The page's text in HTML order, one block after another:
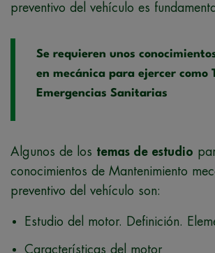
preventivo del vehículo es
Se requieren unos
en mecánica para ejercer como
Emergencias Sanitarias
Algunos de los temas de estudio
conocimientos de Mantenimiento
preventivo del vehículo son:
Estudio del motor. Definición.
Características del motor